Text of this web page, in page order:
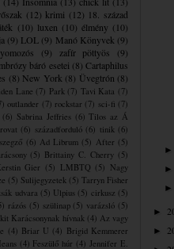
(12) krimi (12) 18. század
(10) luxen (10) élmény (10)
(9) LOL (9) Manó Könyvek (9)
(9) zafír pöttyös
(9)
báró esetei (8) Cartaphilus
(8) New York (8) Üvegtrón (8)
Lane (7) Park (7) Tavi Kata (7)
outlander (7) rockstar (7) sci-fi (7)
(6) Sabrina Jeffries (6) Tilos az Á
rovat (6) századforduló (6) tinik (6)
(6) Ad Librum (5) After (5)
(5) Brittainy C. Cherry (5)
Gier (5) LMBTQ (5) Nagy
(5) Sulijegyzetek (5) Tarryn Fisher
udvara (5) Ulpius (5) cirkusz (5)
rázós (5) szülinap (5) varázsló (5)
Karácsonynak hívnak (4) Az vagy
(4) Briar U (4) Brigid Kemmerer
(4) Feszülő húr (4) Jennifer E.
►
►